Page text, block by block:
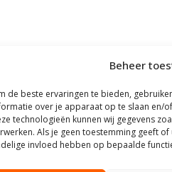
Beheer
de beste ervaringen te bieden,
over je apparaat op te slaan en/
technologieën kunnen wij gegevens
Als je geen toestemming geeft
invloed hebben op bepaalde